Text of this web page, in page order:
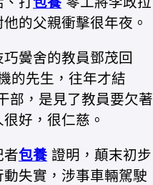
的父親衝擊很年夜。
黌舍的教員鄧茂回
的先生，往年才結
部，是見了教員要欠著
好，很仁慈。
者包養 證明，顛末初步
失實，涉事車輛駕駛